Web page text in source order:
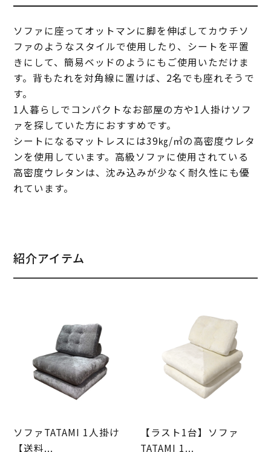
ソファに座ってオットマンに脚を伸ばしてカウチソ
ファのようなスタイルで使用したり、シートを平置
きにして、簡易ベッドのようにもご使用いただけま
す。背もたれを対角線に置けば、2名でも座れそうで
す。
1人暮らしでコンパクトなお部屋の方や1人掛けソフ
ァを探していた方におすすめです。
シートになるマットレスには39㎏/㎥の高密度ウレタ
ンを使用しています。高級ソファに使用されている
高密度ウレタンは、沈み込みが少なく耐久性にも優
れています。
紹介アイテム
ソファTATAMI 1人掛け
【送料...
【ラスト1台】ソファ
TATAMI 1...